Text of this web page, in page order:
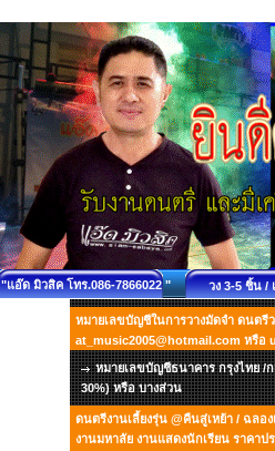
"แอ๊ด มิวสิค โทร.086-7866022 " วง 3-5 ชิ้น /
หมายเลขบัญชีในการวางมัดจำ ดนตรี
at_music2005@hotmail.com หรือ
หมายเลขบัญชีธนาคาร กรุงไทย /
30%) หรือ บางส่วน
ดนตรีงานเลี้ยงรุ่น @คืนสู่เหย้า / ฉลอ
งานมหาลัย งานแสดงนักเรียน ราคาป